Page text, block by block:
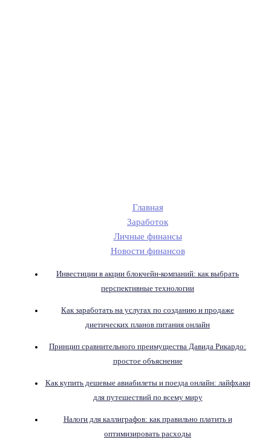
Главная
Заработок
Личные финансы
Новости финансов
Инвестиции в акции блокчейн-компаний: как выбрать
перспективные технологии
Как заработать на услугах по созданию и продаже
диетических планов питания онлайн
Принцип сравнительного преимущества Давида Рикардо:
простое объяснение
Как купить дешевые авиабилеты и поезда онлайн: лайфхаки
для путешествий по всему миру
Налоги для каллиграфов: как правильно платить и
оптимизировать расходы